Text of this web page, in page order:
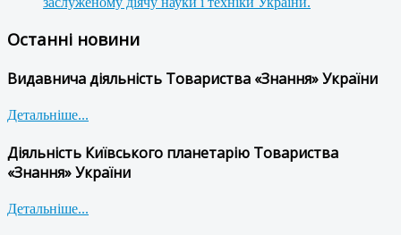
Останні новини
Видавнича діяльність Товариства «Знання» України
Детальніше...
Діяльність Київського планетарію Товариства
«Знання» України
Детальніше...